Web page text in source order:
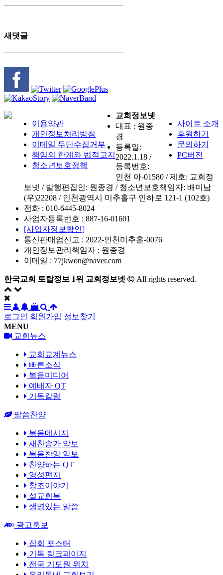
새댓글
이용약관
개인정보처리방침
이메일 무단수집거부
책임의 한계와 법적고지
청소년보호정책
사이트 소개
후원하기
문의하기
PC버전
교회정보넷
대표 : 원종
경
등록일:
2022.1.18 /
등록번호:
인천 아-01580 / 제호: 교회정
보넷 / 발행편집인: 원종경 / 청소년보호책임자: 배미남
(우)22208 / 인천광역시 미추홀구 인하로 121-1 (102호)
전화 : 010-6445-8024
사업자등록번호 : 887-16-01601
[사업자정보확인]
통신판매업신고 : 2022-인천미추홀-0076
개인정보관리책임자 : 원종경
이메일 : 77jkwon@naver.com
한국교회 토탈정보 1위 교회정보넷 All rights reserved.
로그인 회원가입 정보찾기
MENU
교회뉴스
교회교계뉴스
빠른소식
복음미디어
예배자 QT
기독칼럼
말씀찬양
복음메시지
새찬송가 악보
복음찬양 악보
찬양하는 QT
영성편지
창조이야기
설교회복
생명있는 말씀
광고홍보
집회 포스터
기독 링크페이지
전국 기도원 위치